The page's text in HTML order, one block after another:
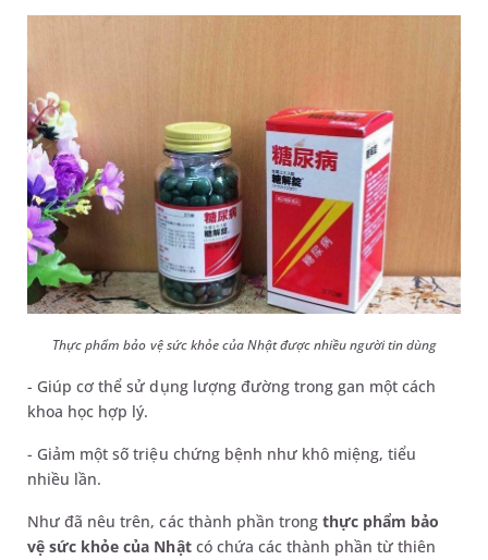
Thực phẩm bảo vệ sức khỏe của Nhật được nhiều người tin dùng
- Giúp cơ thể sử dụng lượng đường trong gan một cách
khoa học hợp lý.
- Giảm một số triệu chứng bệnh như khô miệng, tiểu
nhiều lần.
Như đã nêu trên, các thành phần trongthực phẩm bảo
vệ sức khỏe của Nhật có chứa các thành phần từ thiên